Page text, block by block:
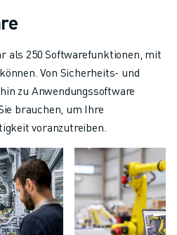
als 250 Softwarefunktionen, mit
Von Sicherheits- und
zu Anwendungssoftware
brauchen, um Ihre
voranzutreiben.